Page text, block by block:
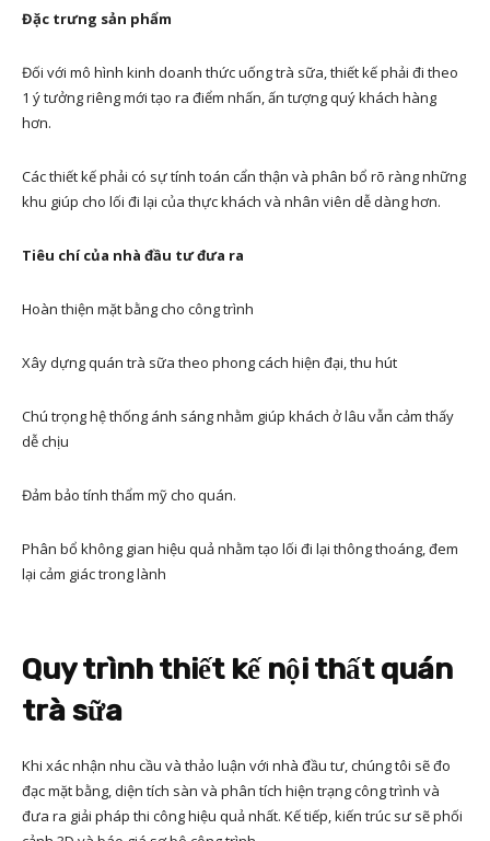
Đặc trưng sản phẩm
Đối với mô hình kinh doanh thức uống trà sữa, thiết kế phải đi theo
1 ý tưởng riêng mới tạo ra điểm nhấn, ấn tượng quý khách hàng
hơn.
Các thiết kế phải có sự tính toán cẩn thận và phân bổ rõ ràng những
khu giúp cho lối đi lại của thực khách và nhân viên dễ dàng hơn.
Tiêu chí của nhà đầu tư đưa ra
Hoàn thiện mặt bằng cho công trình
Xây dựng quán trà sữa theo phong cách hiện đại, thu hút
Chú trọng hệ thống ánh sáng nhằm giúp khách ở lâu vẫn cảm thấy
dễ chịu
Đảm bảo tính thẩm mỹ cho quán.
Phân bổ không gian hiệu quả nhằm tạo lối đi lại thông thoáng, đem
lại cảm giác trong lành
Quy trình thiết kế nội thất quán
trà sữa
Khi xác nhận nhu cầu và thảo luận với nhà đầu tư, chúng tôi sẽ đo
đạc mặt bằng, diện tích sàn và phân tích hiện trạng công trình và
đưa ra giải pháp thi công hiệu quả nhất. Kế tiếp, kiến trúc sư sẽ phối